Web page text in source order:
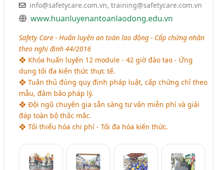
info@safetycare.com.vn,training@safetycare.com.vn
www.huanluyenantoanlaodong.edu.vn
Safety Care - Huấn luyện an toàn lao động - Cấp chứng nhận
theo nghị định 44/2016
❖ Khóa huấn luyện 12 module - 42 giờ đào tạo - Ứng
dụng tối đa kiến thức thực tế.
❖ Tuân thủ đúng quy định pháp luật, cấp chứng chỉ theo
mẫu, đảm bảo pháp lý.
❖ Đội ngũ chuyên gia sẵn sàng tư vấn miễn phí và giải
đáp toàn bộ thắc mắc.
❖ Tối thiểu hóa chi phí - Tối đa hóa kiến thức.